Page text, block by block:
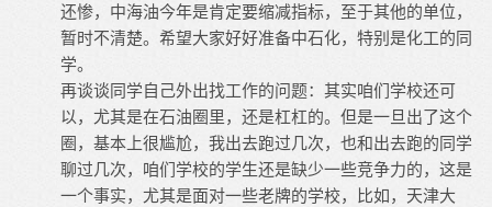
还惨，中海油今年是肯定要缩减指标，至于其他的单位，
暂时不清楚。希望大家好好准备中石化，特别是化工的同
学。
再谈谈同学自己外出找工作的问题：其实咱们学校还可
以，尤其是在石油圈里，还是杠杠的。但是一旦出了这个
圈，基本上很尴尬，我出去跑过几次，也和出去跑的同学
聊过几次，咱们学校的学生还是缺少一些竞争力的，这是
一个事实，尤其是面对一些老牌的学校，比如，天津大